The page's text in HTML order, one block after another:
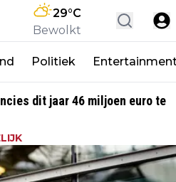
29°C
Bewolkt
Politiek
dit jaar 46 miljoen euro te